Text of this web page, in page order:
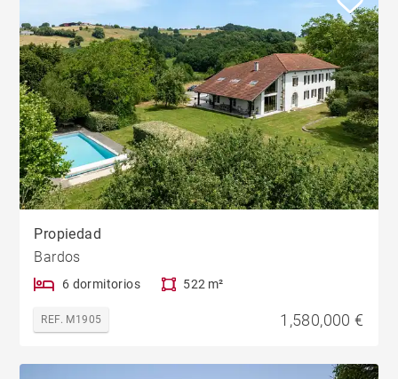
Propiedad
Bardos
6 dormitorios 522 m²
REF. M1905 1,580,000 €